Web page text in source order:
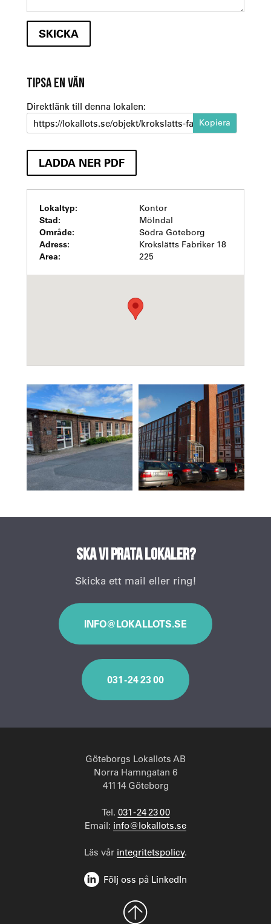
TIPSA EN VÄN
Direktlänk till denna lokalen:
https://lokallots.se/objekt/krokslatts-fabriker-18
LADDA NER PDF
Lokaltyp: Kontor
Stad: Mölndal
Område: Södra Göteborg
Adress: Krokslätts Fabriker 18
Area: 225
Ska vi prata lokaler?
Skicka ett mail eller ring!
INFO@LOKALLOTS.SE
031 - 24 23 00
Göteborgs Lokallots AB
Norra Hamngatan 6
411 14 Göteborg
Tel. 031 - 24 23 00
Email: info@lokallots.se
Läs vår integritetspolicy.
Följ oss på LinkedIn